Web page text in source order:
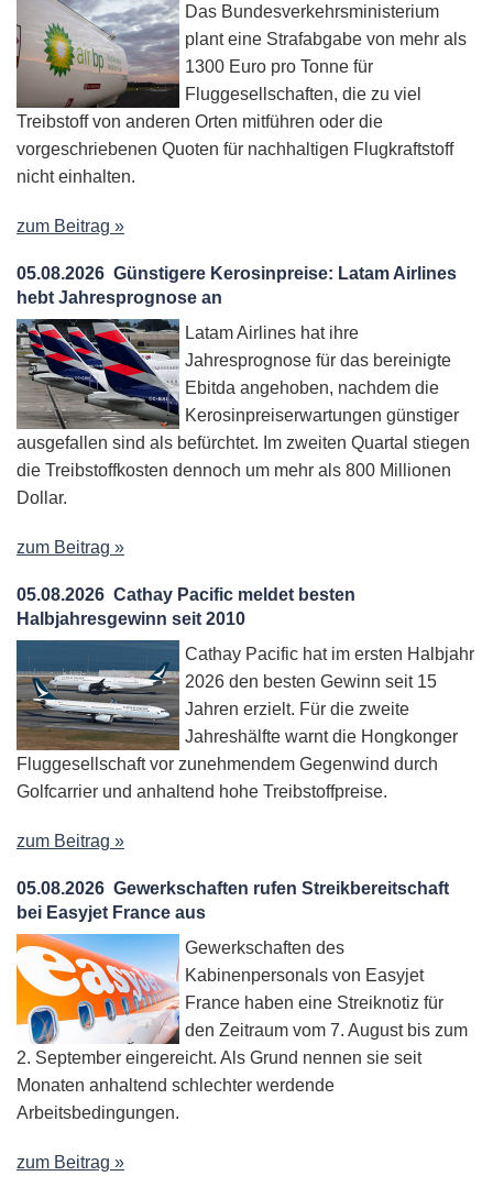
Das Bundesverkehrsministerium
plant eine Strafabgabe von mehr als
1300 Euro pro Tonne für
Fluggesellschaften, die zu viel
Treibstoff von anderen Orten mitführen oder die
vorgeschriebenen Quoten für nachhaltigen Flugkraftstoff
nicht einhalten.
zum Beitrag »
05.08.2026 Günstigere Kerosinpreise: Latam Airlines
hebt Jahresprognose an
Latam Airlines hat ihre
Jahresprognose für das bereinigte
Ebitda angehoben, nachdem die
Kerosinpreiserwartungen günstiger
ausgefallen sind als befürchtet. Im zweiten Quartal stiegen
die Treibstoffkosten dennoch um mehr als 800 Millionen
Dollar.
zum Beitrag »
05.08.2026 Cathay Pacific meldet besten
Halbjahresgewinn seit 2010
Cathay Pacific hat im ersten Halbjahr
2026 den besten Gewinn seit 15
Jahren erzielt. Für die zweite
Jahreshälfte warnt die Hongkonger
Fluggesellschaft vor zunehmendem Gegenwind durch
Golfcarrier und anhaltend hohe Treibstoffpreise.
zum Beitrag »
05.08.2026 Gewerkschaften rufen Streikbereitschaft
bei Easyjet France aus
Gewerkschaften des
Kabinenpersonals von Easyjet
France haben eine Streiknotiz für
den Zeitraum vom 7. August bis zum
2. September eingereicht. Als Grund nennen sie seit
Monaten anhaltend schlechter werdende
Arbeitsbedingungen.
zum Beitrag »